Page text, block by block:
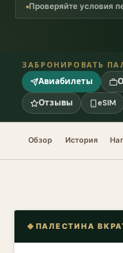
Проверяйте условия
ЗАБРОНИРОВАТЬ
Авиабилеты
Отзывы
eSIM
Обзор История
ПАЛЕСТИНА